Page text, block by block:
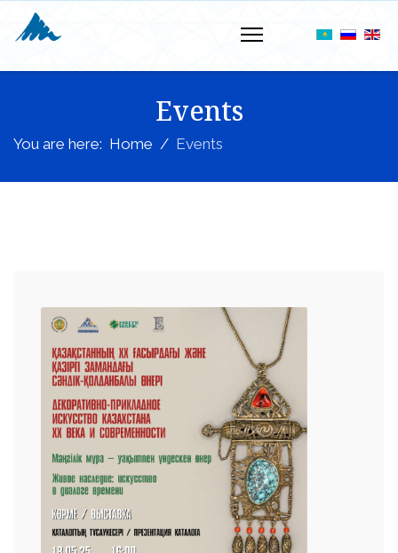
Events
You are here: Home Events